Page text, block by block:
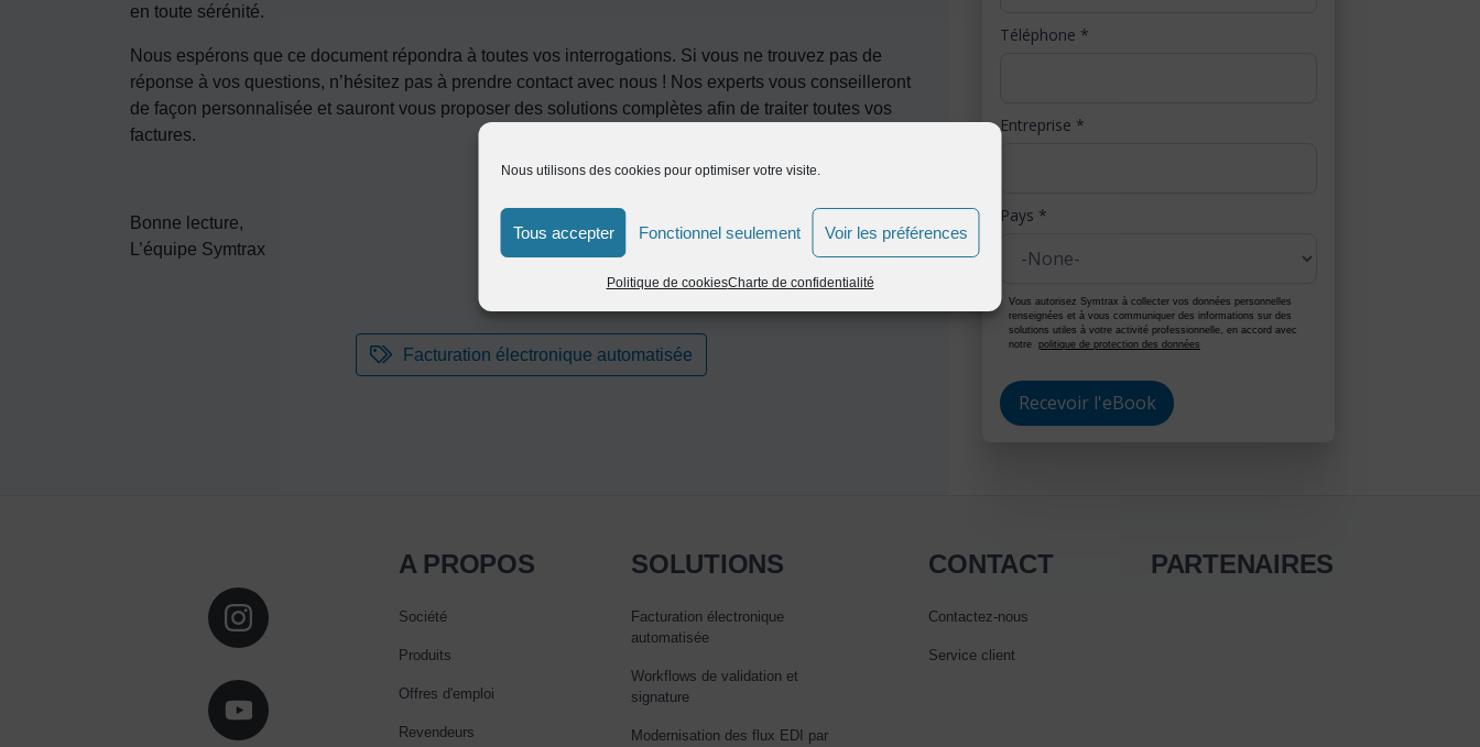
Nous utilisons des cookies pour optimiser votre visite.
Tous accepter Fonctionnel seulement Voir les préférences
Politique de cookiesCharte de confidentialité
en toute sérénité.
Nous espérons que ce document répondra à toutes vos interrogations. Si vous ne trouvez pas de
réponse à vos questions, n’hésitez pas à prendre contact avec nous ! Nos experts vous conseilleront
de façon personnalisée et sauront vous proposer des solutions complètes afin de traiter toutes vos
factures.
Bonne lecture,
L’équipe Symtrax
Facturation électronique automatisée
Téléphone *
Entreprise *
Pays *
Vous autorisez Symtrax à collecter vos données personnelles
renseignées et à vous communiquer des informations sur des
solutions utiles à votre activité professionnelle, en accord avec
notre politique de protection des données
A PROPOS
Société
Produits
Offres d'emploi
Revendeurs
SOLUTIONS
Facturation électronique
automatisée
Workflows de validation et
signature
Modernisation des flux EDI par
CONTACT
Contactez-nous
Service client
PARTENAIRES